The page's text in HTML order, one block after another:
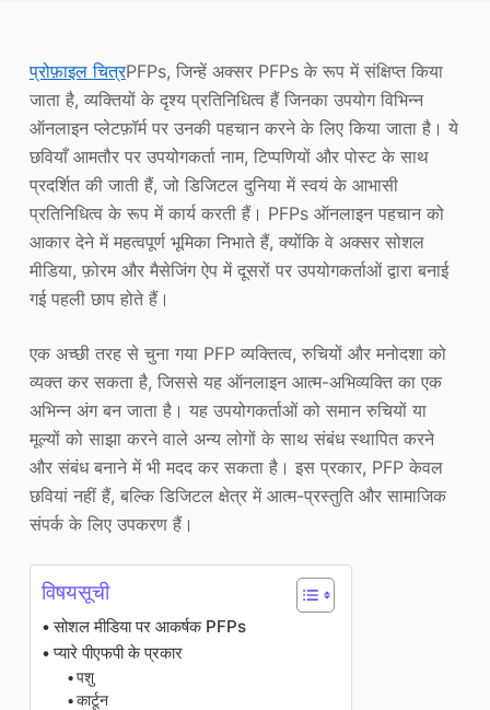
छवि पुनः कॉपीराइट
प्रोफ़ाइल चित्रPFPs, जिन्हें अक्सर PFPs के रूप में संक्षिप्त किया
जाता है, व्यक्तियों के दृश्य प्रतिनिधित्व हैं जिनका उपयोग विभिन्न
ऑनलाइन प्लेटफ़ॉर्म पर उनकी पहचान करने के लिए किया जाता है। ये
छवियाँ आमतौर पर उपयोगकर्ता नाम, टिप्पणियों और पोस्ट के साथ
प्रदर्शित की जाती हैं, जो डिजिटल दुनिया में स्वयं के आभासी
प्रतिनिधित्व के रूप में कार्य करती हैं। PFPs ऑनलाइन पहचान को
आकार देने में महत्वपूर्ण भूमिका निभाते हैं, क्योंकि वे अक्सर सोशल
मीडिया, फ़ोरम और मैसेजिंग ऐप में दूसरों पर उपयोगकर्ताओं द्वारा बनाई
गई पहली छाप होते हैं।
एक अच्छी तरह से चुना गया PFP व्यक्तित्व, रुचियों और मनोदशा को
व्यक्त कर सकता है, जिससे यह ऑनलाइन आत्म-अभिव्यक्ति का एक
अभिन्न अंग बन जाता है। यह उपयोगकर्ताओं को समान रुचियों या
मूल्यों को साझा करने वाले अन्य लोगों के साथ संबंध स्थापित करने
और संबंध बनाने में भी मदद कर सकता है। इस प्रकार, PFP केवल
छवियां नहीं हैं, बल्कि डिजिटल क्षेत्र में आत्म-प्रस्तुति और सामाजिक
संपर्क के लिए उपकरण हैं।
विषयसूची
सोशल मीडिया पर आकर्षक PFPs
प्यारे पीएफपी के प्रकार
पशु
कार्टून